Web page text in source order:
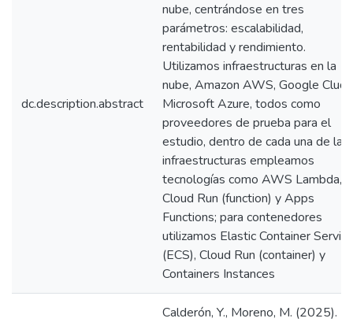
dc.description.abstract
nube, centrándose en tres
parámetros: escalabilidad,
rentabilidad y rendimiento.
Utilizamos infraestructuras en la
nube, Amazon AWS, Google Clud
Microsoft Azure, todos como
proveedores de prueba para el
estudio, dentro de cada una de las
infraestructuras empleamos
tecnologías como AWS Lambda,
Cloud Run (function) y Apps
Functions; para contenedores
utilizamos Elastic Container Service
(ECS), Cloud Run (container) y
Containers Instances
Calderón, Y., Moreno, M. (2025).